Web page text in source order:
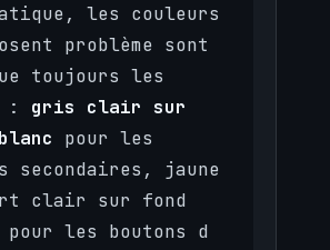
les couleurs
problème sont
toujours les
: gris clair sur
pour les
secondaires, jaune
clair sur fond
pour les boutons d